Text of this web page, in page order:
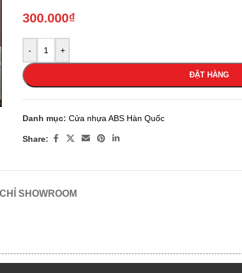
300.000₫
- +
ĐẶT HÀNG
Danh mục: Cửa nhựa ABS Hàn Quốc
Share:
SHOWROOM